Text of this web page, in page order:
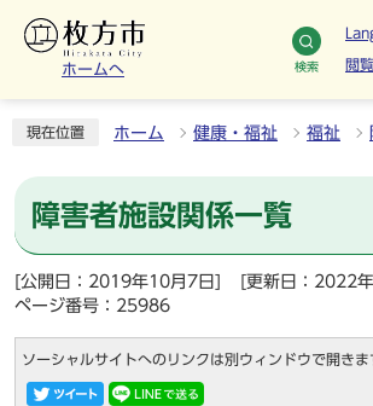
ホームへ 検索 閲
現在位置 ホーム 健康・福祉 福祉
障害者施設関係一覧
[公開日：2019年10月7日]
[更新日：2022
ページ番号：25986
ソーシャルサイトへのリンクは別ウィンドウで開きま